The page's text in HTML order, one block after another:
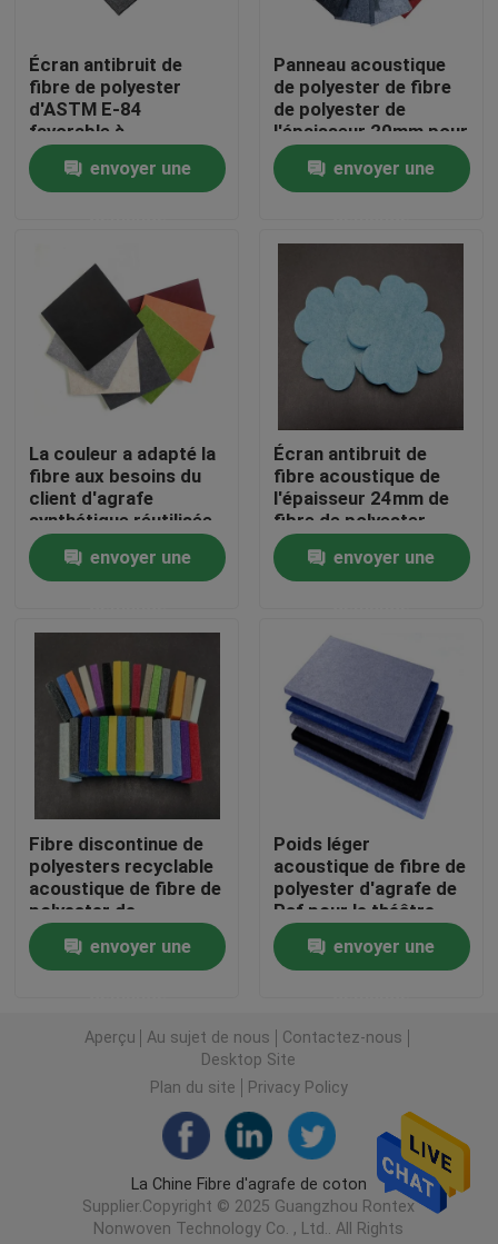
Aperçu
Produits
Visite d'usine
Contrôle de la qualité
Contact
Demande de soumission
Fibre discontinue de polyester recyclé
Fibre discontinue de polypropylène
Fibre de polyester acoustique
Fibre de polyester colorée
Fibre de polyester conjuguée creuse de Siliconized
Fibre discontinue de polyesters conjuguée creuse
Fibre discontinue de polyesters de Vierge
Écran antibruit de
fibre de polyester
d'ASTM E-84
favorable à
l'environnement
envoyer une
Panneau acoustique
de polyester de fibre
de polyester de
l'épaisseur 20mm pour
la décoration
d'intérieurenvoyer une
La couleur a adapté la
fibre aux besoins du
client d'agrafe
synthétique réutilisée
d'animal familier de
fibre de polyester
envoyer une
Écran antibruit de
fibre acoustique de
l'épaisseur 24mm de
fibre de polyester
EN13501
envoyer une
Fibre discontinue de
polyesters recyclable
acoustique de fibre de
polyester de
l'épaisseur 6mm
envoyer une
Poids léger
acoustique de fibre de
polyester d'agrafe de
Psf pour le théâtre
envoyer une
Aperçu Au sujet de nous
Contactez-nous
Desktop Site
Plan du site
Privacy Policy
La Chine Fibre d'agrafe de coton
Supplier.Copyright © 2025 Guangzhou Rontex
Nonwoven Technology Co. , Ltd.. All Rights